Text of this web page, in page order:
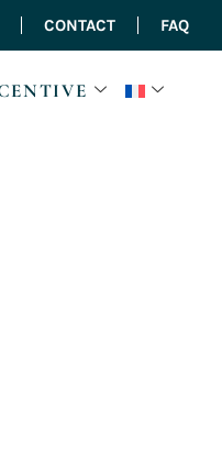
CONTACT FAQ